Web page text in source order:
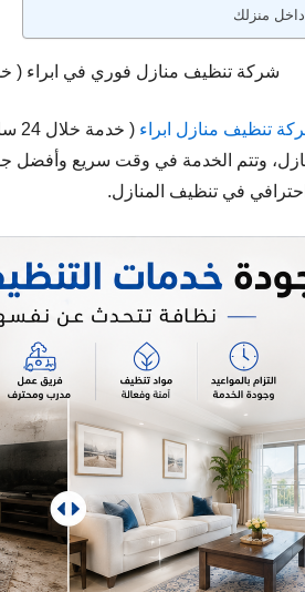
داخل منزلك
شركة تنظيف منازل فوري في ابراء ( خدمة
تنظيف منازل ابراء
(
وتتم الخدمة في وقت سريع وأفضل
في تنظيف المنازل.